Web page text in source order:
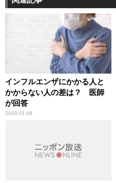
インフルエンザにかかる人と
かからない人の差は？ 医師
が回答
2020.01.08